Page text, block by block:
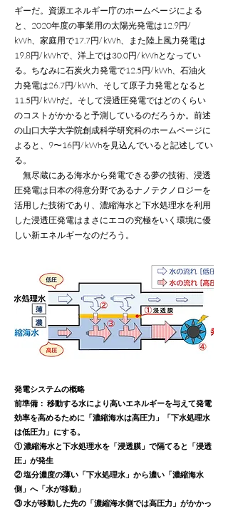
ギーだ。資源エネルギー庁のホームページによる
と、2020年度の事業用の太陽光発電は12.9円/
kWh、家庭用で17.7円/ kWh、また陸上風力発電は
19.8円/ kWhで、洋上では30.0円/ kWhとなってい
る。ちなみに石炭火力発電で12.5円/ kWh、石油火
力発電は26.7円/ kWh、そして原子力発電となると
11.5円/ kWhだ。そして浸透圧発電ではどのくらい
のコストがかかると予測しているのだろうか。前述
の山口大学大学院創成科学研究科のホームページに
よると、9〜16円/ kWhを見込んでいると記述してい
る。
無尽蔵にある海水から発電できる夢の技術、浸透
圧発電は日本の得意分野であるナノテクノロジーを
活用した技術であり、濃縮海水と下水処理水を利用
した浸透圧発電はまさにエコの究極をいく環境に優
しい新エネルギーなのだろう。
発電システムの概略
前準備： 移動する水により高いエネルギーを与えて発電
効率を高めるために「濃縮海水は高圧力」「下水処理水
は低圧力」にする。
① 濃縮海水と下水処理水を「浸透膜」で隔てると「浸透
圧」が発生
② 塩分濃度の薄い「下水処理水」から濃い「濃縮海水
側」へ「水が移動」
③ 水が移動した先の「濃縮海水側では高圧力」がかかっ